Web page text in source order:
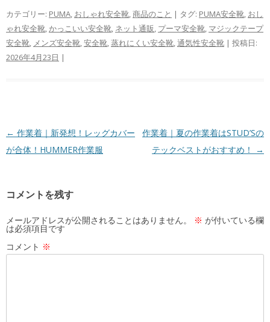
カテゴリー: PUMA, おしゃれ安全靴,商品のこと | タグ: PUMA安全靴, おし
ゃれ安全靴,かっこいい安全靴, ネット通販, プーマ安全靴, マジックテープ
安全靴, メンズ安全靴,安全靴,蒸れにくい安全靴,通気性安全靴 | 投稿日:
2026年4月23日 |
投
稿
ゲ
ー
シ
ョ
← 作業着｜新発想！レッグカバー
が合体！HUMMER作業服
作業着｜夏の作業着はSTUD’Sの
テックベストがおすすめ！
→
コメントを残す
メールアドレスが公開されることはありません。 ※ が付いている欄
は必須項目です
コメント ※